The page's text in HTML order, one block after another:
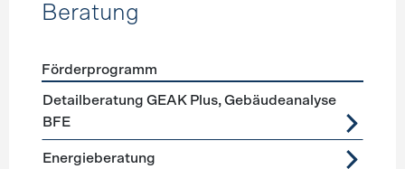
Beratung
Förderprogramme Beratung
Förderprogramm
Detailberatung GEAK Plus, Gebäudeanalyse
BFE
Energieberatung